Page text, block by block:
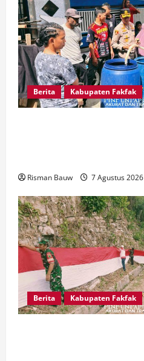
Berita Kabupaten Fakfak
Risman Bauw 7 Agustus 2026
Berita Kabupaten Fakfak